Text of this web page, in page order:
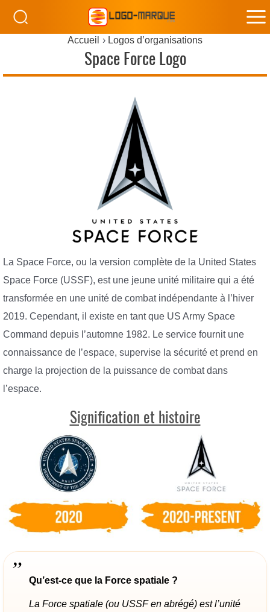
Accueil Logos d’organisations
Space Force Logo
La Space Force, ou la version complète de la United States
Space Force (USSF), est une jeune unité militaire qui a été
transformée en une unité de combat indépendante à l’hiver
2019. Cependant, il existe en tant que US Army Space
Command depuis l’automne 1982. Le service fournit une
connaissance de l’espace, supervise la sécurité et prend en
charge la projection de la puissance de combat dans
l’espace.
Signification et histoire
Qu’est-ce que la Force spatiale ?
La Force spatiale (ou USSF en abrégé) est l’unité